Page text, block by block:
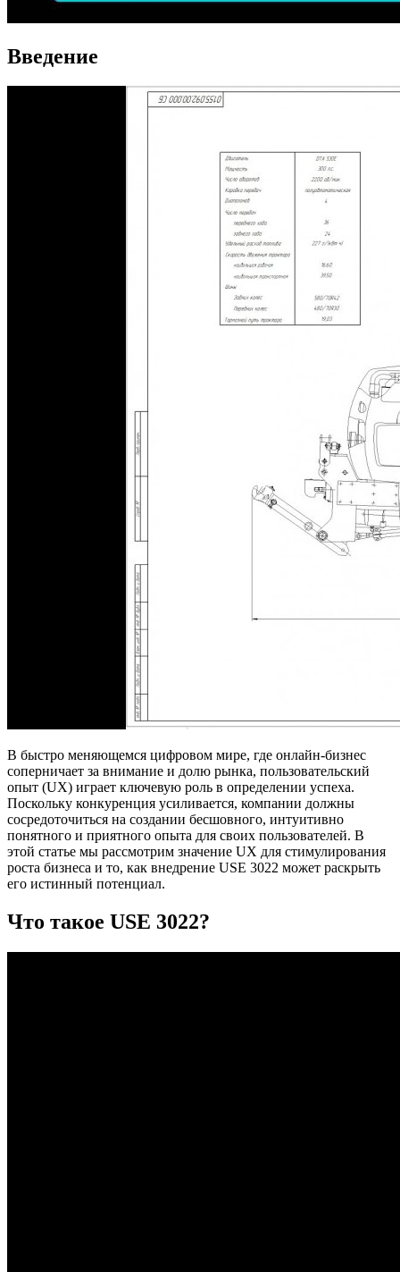
Введение
В быстро меняющемся цифровом мире, где онлайн-бизнес
соперничает за внимание и долю рынка, пользовательский
опыт (UX) играет ключевую роль в определении успеха.
Поскольку конкуренция усиливается, компании должны
сосредоточиться на создании бесшовного, интуитивно
понятного и приятного опыта для своих пользователей. В
этой статье мы рассмотрим значение UX для стимулирования
роста бизнеса и то, как внедрение USE 3022 может раскрыть
его истинный потенциал.
Что такое USE 3022?